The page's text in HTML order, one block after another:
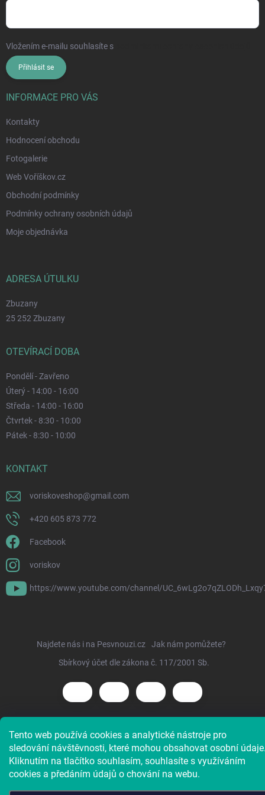
Tento web používá cookies a analytické nástroje pro
sledování návštěvnosti, které mohou obsahovat osobní
Kliknutím na tlačítko souhlasím, souhlasíte s využíváním
cookies a předáním údajů o chování na webu.
Vložením e-mailu souhlasíte s
Přihlásit se
INFORMACE PRO VÁS
Kontakty
Hodnocení obchodu
Fotogalerie
Web Voříškov.cz
Obchodní podmínky
Podmínky ochrany osobních údajů
Moje objednávka
ADRESA ÚTULKU
Zbuzany
25 252 Zbuzany
OTEVÍRACÍ DOBA
Pondělí - Zavřeno
Úterý - 14:00 - 16:00
Středa - 14:00 - 16:00
Čtvrtek - 8:30 - 10:00
Pátek - 8:30 - 10:00
KONTAKT
voriskoveshop@gmail.com
+420 605 873 772
Facebook
voriskov
https://www.youtube.com/channel/
Najdete nás i na Pesvnouzi.cz
Jak nám pomůžete?
Sbírkový účet dle zákona č. 117/2001 Sb.
Copyright 2026 Voříškov e-shop. Všechna práva vyhrazena.